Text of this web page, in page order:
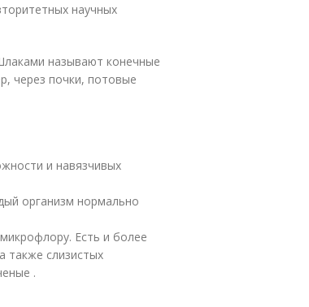
научных
называют конечные
через почки, потовые
и навязчивых
организм нормально
Есть и более
также слизистых
.